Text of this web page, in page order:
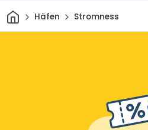
HeimHäfen Stromness